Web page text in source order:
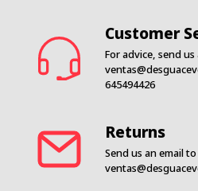
Customer
For advice, send
645494426
Returns
Send us an email to